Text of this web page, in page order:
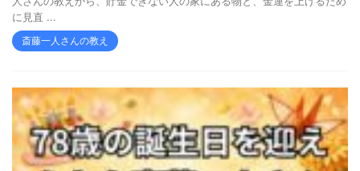
に見直 ...
斎藤一人さんの教え